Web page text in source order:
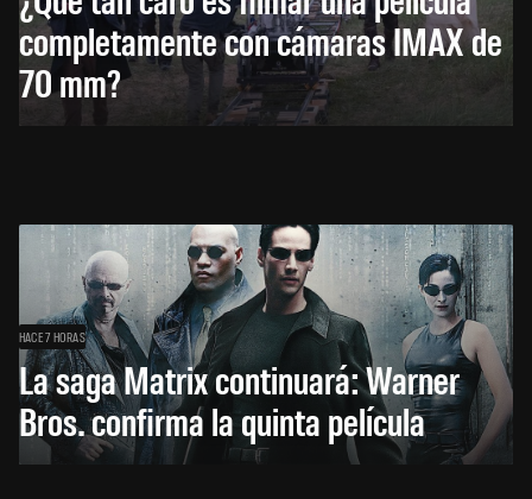
completamente con cámaras IMAX de
70 mm?
HACE 7 HORAS
La saga Matrix continuará: Warner
Bros. confirma la quinta película